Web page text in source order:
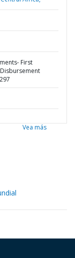
First
Vea más